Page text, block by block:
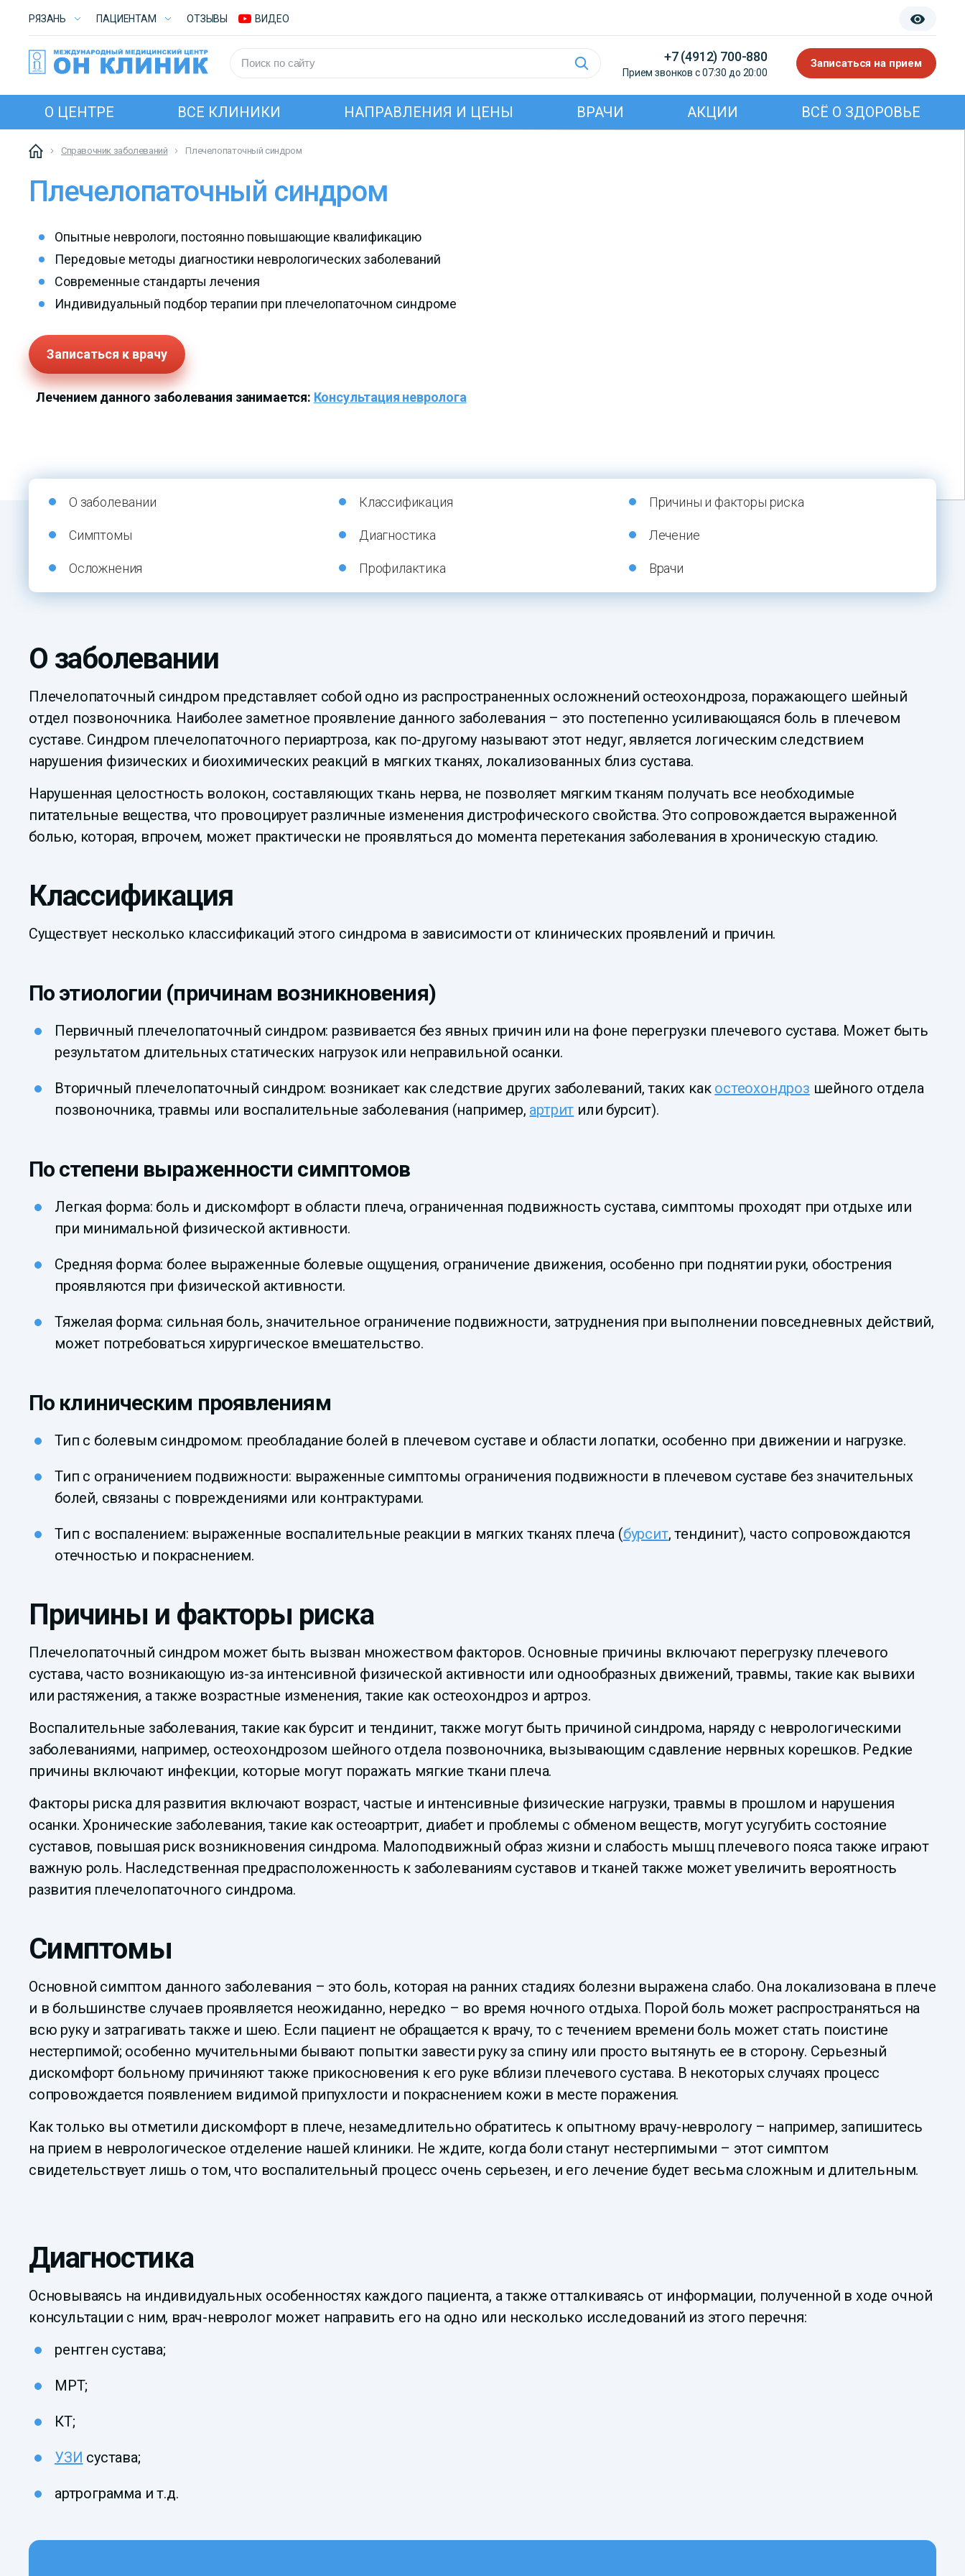
РЯЗАНЬ ПАЦИЕНТАМ ОТЗЫВЫ ВИДЕО
+7 (4912) 700-880
Прием звонков с 07:30 до 20:00
Записаться на прием
О ЦЕНТРЕ ВСЕ КЛИНИКИ НАПРАВЛЕНИЯ И ЦЕНЫ ВРАЧИ АКЦИИ ВСЁ О ЗДОРОВЬЕ
Справочник заболеваний Плечелопаточный синдром
Плечелопаточный синдром
Опытные неврологи, постоянно повышающие квалификацию
Передовые методы диагностики неврологических заболеваний
Современные стандарты лечения
Индивидуальный подбор терапии при плечелопаточном синдроме
Записаться к врачу
Лечением данного заболевания занимается: Консультация невролога
О заболевании Классификация Причины и факторы риска
Симптомы Диагностика Лечение
Осложнения Профилактика Врачи
О заболевании
Плечелопаточный синдром представляет собой одно из распространенных осложнений остеохондроза, поражающего шейный
отдел позвоночника. Наиболее заметное проявление данного заболевания – это постепенно усиливающаяся боль в плечевом
суставе. Синдром плечелопаточного периартроза, как по-другому называют этот недуг, является логическим следствием
нарушения физических и биохимических реакций в мягких тканях, локализованных близ сустава.
Нарушенная целостность волокон, составляющих ткань нерва, не позволяет мягким тканям получать все необходимые
питательные вещества, что провоцирует различные изменения дистрофического свойства. Это сопровождается выраженной
болью, которая, впрочем, может практически не проявляться до момента перетекания заболевания в хроническую стадию.
Классификация
Существует несколько классификаций этого синдрома в зависимости от клинических проявлений и причин.
По этиологии (причинам возникновения)
Первичный плечелопаточный синдром: развивается без явных причин или на фоне перегрузки плечевого сустава. Может быть
результатом длительных статических нагрузок или неправильной осанки.
Вторичный плечелопаточный синдром: возникает как следствие других заболеваний, таких как остеохондроз шейного отдела
позвоночника, травмы или воспалительные заболевания (например, артрит или бурсит).
По степени выраженности симптомов
Легкая форма: боль и дискомфорт в области плеча, ограниченная подвижность сустава, симптомы проходят при отдыхе или
при минимальной физической активности.
Средняя форма: более выраженные болевые ощущения, ограничение движения, особенно при поднятии руки, обострения
проявляются при физической активности.
Тяжелая форма: сильная боль, значительное ограничение подвижности, затруднения при выполнении повседневных действий,
может потребоваться хирургическое вмешательство.
По клиническим проявлениям
Тип с болевым синдромом: преобладание болей в плечевом суставе и области лопатки, особенно при движении и нагрузке.
Тип с ограничением подвижности: выраженные симптомы ограничения подвижности в плечевом суставе без значительных
болей, связаны с повреждениями или контрактурами.
Тип с воспалением: выраженные воспалительные реакции в мягких тканях плеча (бурсит, тендинит), часто сопровождаются
отечностью и покраснением.
Причины и факторы риска
Плечелопаточный синдром может быть вызван множеством факторов. Основные причины включают перегрузку плечевого
сустава, часто возникающую из-за интенсивной физической активности или однообразных движений, травмы, такие как вывихи
или растяжения, а также возрастные изменения, такие как остеохондроз и артроз.
Воспалительные заболевания, такие как бурсит и тендинит, также могут быть причиной синдрома, наряду с неврологическими
заболеваниями, например, остеохондрозом шейного отдела позвоночника, вызывающим сдавление нервных корешков. Редкие
причины включают инфекции, которые могут поражать мягкие ткани плеча.
Факторы риска для развития включают возраст, частые и интенсивные физические нагрузки, травмы в прошлом и нарушения
осанки. Хронические заболевания, такие как остеоартрит, диабет и проблемы с обменом веществ, могут усугубить состояние
суставов, повышая риск возникновения синдрома. Малоподвижный образ жизни и слабость мышц плечевого пояса также играют
важную роль. Наследственная предрасположенность к заболеваниям суставов и тканей также может увеличить вероятность
развития плечелопаточного синдрома.
Симптомы
Основной симптом данного заболевания – это боль, которая на ранних стадиях болезни выражена слабо. Она локализована в плече
и в большинстве случаев проявляется неожиданно, нередко – во время ночного отдыха. Порой боль может распространяться на
всю руку и затрагивать также и шею. Если пациент не обращается к врачу, то с течением времени боль может стать поистине
нестерпимой; особенно мучительными бывают попытки завести руку за спину или просто вытянуть ее в сторону. Серьезный
дискомфорт больному причиняют также прикосновения к его руке вблизи плечевого сустава. В некоторых случаях процесс
сопровождается появлением видимой припухлости и покраснением кожи в месте поражения.
Как только вы отметили дискомфорт в плече, незамедлительно обратитесь к опытному врачу-неврологу – например, запишитесь
на прием в неврологическое отделение нашей клиники. Не ждите, когда боли станут нестерпимыми – этот симптом
свидетельствует лишь о том, что воспалительный процесс очень серьезен, и его лечение будет весьма сложным и длительным.
Диагностика
Основываясь на индивидуальных особенностях каждого пациента, а также отталкиваясь от информации, полученной в ходе очной
консультации с ним, врач-невролог может направить его на одно или несколько исследований из этого перечня:
рентген сустава;
МРТ;
КТ;
УЗИ сустава;
артрограмма и т.д.